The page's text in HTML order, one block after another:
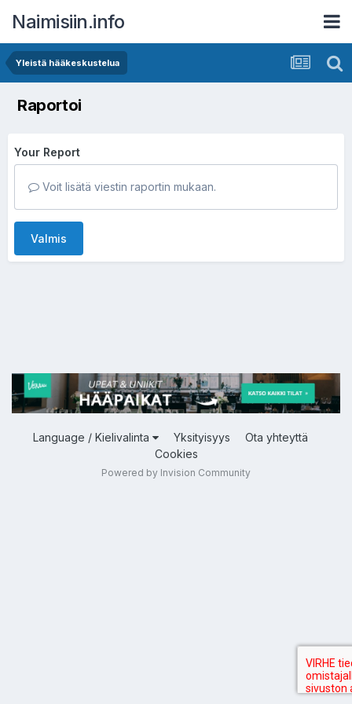
Naimisiin.info
Yleistä hääkeskustelua
Raportoi
Your Report
Voit lisätä viestin raportin mukaan.
Valmis
Language / Kielivalinta Yksityisyys
Ota yhteyttä
Cookies
Powered by Invision Community